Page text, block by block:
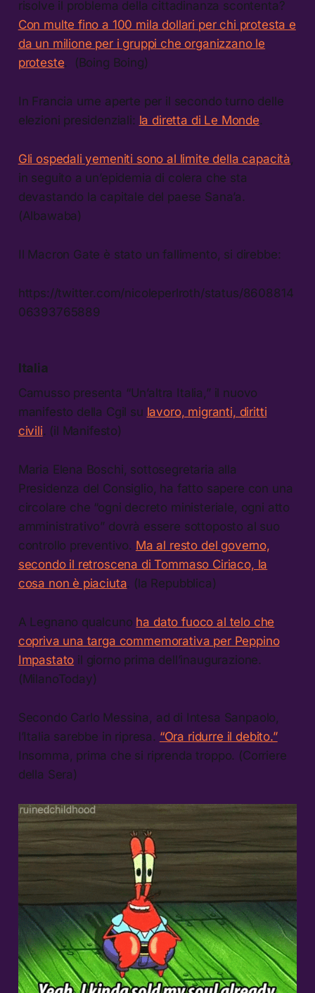
risolve il problema della cittadinanza scontenta?
Con multe fino a 100 mila dollari per chi protesta e
da un milione per i gruppi che organizzano le
proteste. (Boing Boing)
In Francia urne aperte per il secondo turno delle
elezioni presidenziali: la diretta di Le Monde.
Gli ospedali yemeniti sono al limite della capacità,
in seguito a un’epidemia di colera che sta
devastando la capitale del paese Sana’a.
(Albawaba)
Il Macron Gate è stato un fallimento, si direbbe:
https://twitter.com/nicoleperlroth/status/8608814
06393765889
Italia
Camusso presenta “Un’altra Italia,” il nuovo
manifesto della Cgil su lavoro, migranti, diritti
civili. (il Manifesto)
Maria Elena Boschi, sottosegretaria alla
Presidenza del Consiglio, ha fatto sapere con una
circolare che “ogni decreto ministeriale, ogni atto
amministrativo” dovrà essere sottoposto al suo
controllo preventivo. Ma al resto del governo,
secondo il retroscena di Tommaso Ciriaco, la
cosa non è piaciuta. (la Repubblica)
A Legnano qualcuno ha dato fuoco al telo che
copriva una targa commemorativa per Peppino
Impastato il giorno prima dell’inaugurazione.
(MilanoToday)
Secondo Carlo Messina, ad di Intesa Sanpaolo,
l’Italia sarebbe in ripresa. “Ora ridurre il debito.”
Insomma, prima che si riprenda troppo. (Corriere
della Sera)